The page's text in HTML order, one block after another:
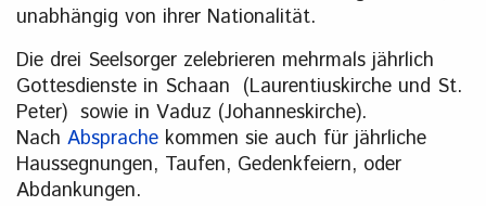
unabhängig von ihrer Nationalität.
Die drei Seelsorger zelebrieren mehrmals jährlich
Gottesdienste in Schaan (Laurentiuskirche und St.
Peter) sowie in Vaduz (Johanneskirche).
Nach Absprache kommen sie auch für jährliche
Haussegnungen, Taufen, Gedenkfeiern, oder
Abdankungen.